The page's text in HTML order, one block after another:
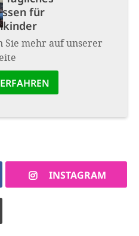
für
Sie mehr auf unserer
INSTAGRAM